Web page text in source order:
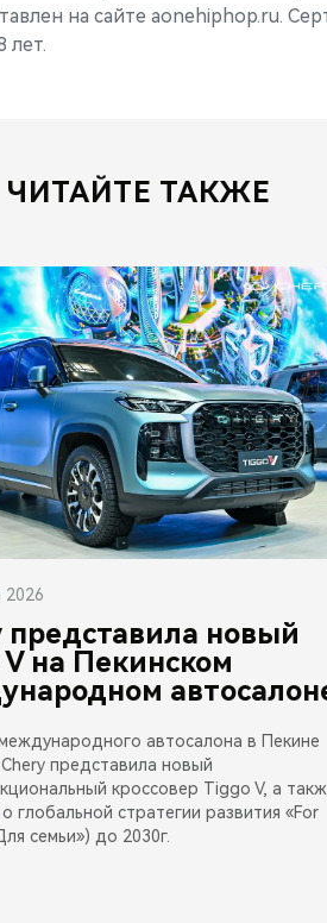
на сайте aonehiphop.ru.
лет.
ЧИТАЙТЕ ТАКЖЕ
2026
представила новый
на Пекинском
автосалона в Пекине
представила новый
кроссовер Tiggo V, а
глобальной стратегии развития «For
семьи») до 2030г.